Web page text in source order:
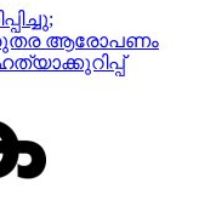
ആരോപണം